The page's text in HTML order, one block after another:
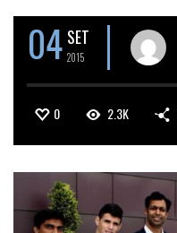
04 SET
2015
0 2.3K